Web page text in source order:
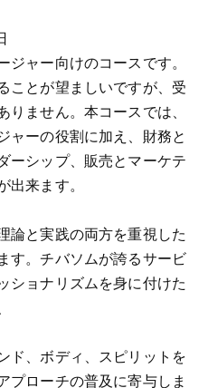
ャー向けのコースです。
ことが望ましいですが、受
ません。本コースでは、
ャーの役割に加え、財務と
ーシップ、販売とマーケテ
来ます。
論と実践の両方を重視した
す。チバソムが誇るサービ
ショナリズムを身に付けた
ド、ボディ、スピリットを
プローチの普及に寄与しま